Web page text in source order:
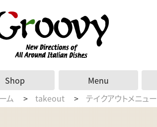
Shop Menu
ム takeout テイクアウトメニュー